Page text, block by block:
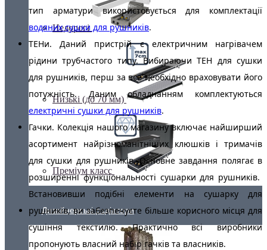
Недорогі
Низькі (до 70 мм)
Преміум класс
Дизайнерські радіатори
тип арматури використовується для комплектації
водяних сушки для рушників.
ТЕНи. Даний пристрій є електричним нагрівачем
рідини трубчастого типу. Вибираючи ТЕН для сушки
для рушників, перш за все необхідно враховувати його
потужність. Даним обладнанням комплектуються
електричні сушки для рушників.
Гачки. Колекція нашого магазину включає найширший
асортимент найрізноманітніших клюшків і тримачів
для сушки для рушників. Основне завдання полягає в
розширенні функціональності сушарки для рушників.
Встановивши подібні елементи на сушарку для
рушників, ви забезпечуєте більше корисного місця для
сушіння текстилю. Практично всі виробники
пропонують власний набір гачків та власників.